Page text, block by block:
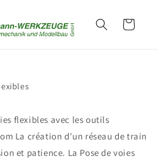
Panier
flexibles avec les outils
La création d'un réseau de train
et patience. La Pose de voies